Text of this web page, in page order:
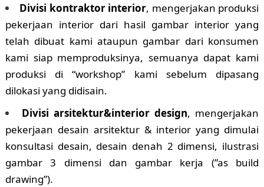
Divisi kontraktor interior, mengerjakan produksi
pekerjaan interior dari hasil gambar interior yang
telah dibuat kami ataupun gambar dari konsumen
kami siap memproduksinya, semuanya dapat kami
produksi di “workshop” kami sebelum dipasang
dilokasi yang didisain.
Divisi arsitektur&interior design, mengerjakan
pekerjaan desain arsitektur & interior yang dimulai
konsultasi desain, desain denah 2 dimensi, ilustrasi
gambar 3 dimensi dan gambar kerja (”as build
drawing”).